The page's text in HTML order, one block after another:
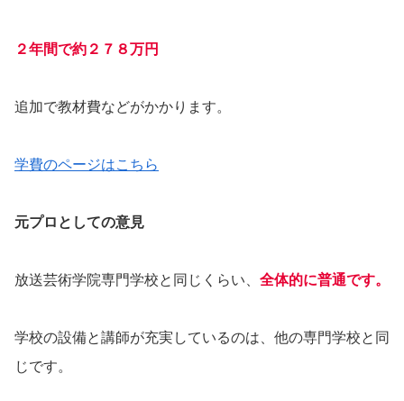
２年間で約２７８万円
追加で教材費などがかかります。
学費のページはこちら
元プロとしての意見
放送芸術学院専門学校と同じくらい、 全体的に普通です。
学校の設備と講師が充実しているのは、他の専門学校と同
じです。